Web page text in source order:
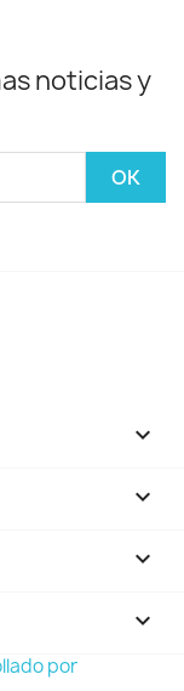
noticias y



keyboard_arrow_down
por